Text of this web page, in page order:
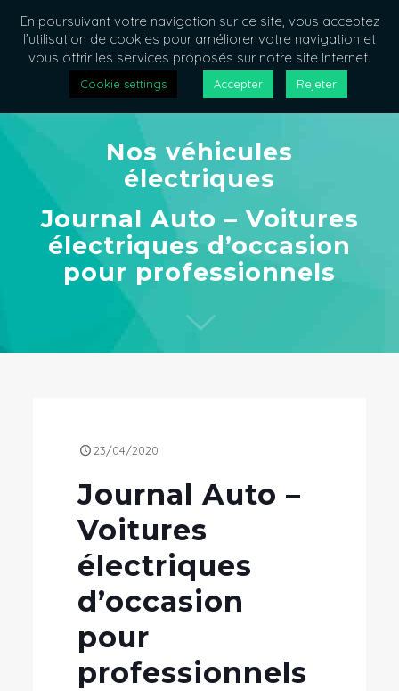
Nos véhicules
électriques
Journal Auto – Voitures
électriques d’occasion
pour professionnels
23/04/2020
Journal Auto –
Voitures
électriques
d’occasion
pour
professionnels
En poursuivant votre navigation sur ce site, vous acceptez
l’utilisation de cookies pour améliorer votre navigation et
vous offrir les services proposés sur notre site Internet.
Cookie settings Accepter Rejeter